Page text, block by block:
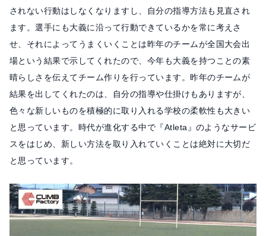
されない行動はしなくなりますし、自分の指導方法も見直され
ます。選手にも大義に沿って行動できているかを常に考えさ
せ、それによってうまくいくことは昨年のチームが全国大会出
場という結果で示してくれたので、今年も大義を持つことの素
晴らしさを伝えてチーム作りを行っています。昨年のチームが
結果を出してくれたのは、自分の指導や仕掛けもありますが、
色々な新しいものを積極的に取り入れる学校の柔軟性も大きい
と思っています。時代が進化する中で『Atleta』のようなサービ
スをはじめ、新しい方法を取り入れていくことは絶対に大切だ
と思っています。